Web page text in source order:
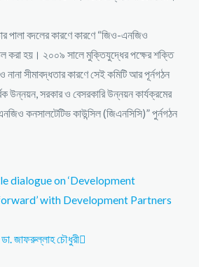
পালা বদলের কারণে কারণে “জিও-এনজিও
করা হয়। ২০০৯ সালে মুক্তিযুদ্ধের পক্ষের শক্তি
নানা সীমাবদ্ধতার কারণে সেই কমিটি আর পূর্নগঠন
উন্নয়ন, সরকার ও বেসরকারি উন্নয়ন কার্যক্রমের
কনসালটেটিভ কাউন্সিল (জিএনসিসি)” পুর্নগঠন
dialogue on ‘Development
with Development Partners
জাফরুল্লাহ চৌধুরী